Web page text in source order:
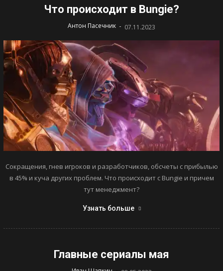
Что происходит в Bungie?
Антон Пасечник - 07.11.2023
Сокращения, гнев игроков и разработчиков, обсчеты с прибылью
в 45% и куча других проблем. Что происходит с Bungie и причем
тут менеджмент?
Узнать больше
Главные сериалы мая